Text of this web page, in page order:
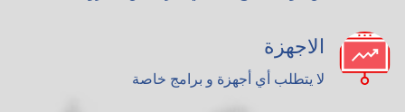
الاجهزة
لا يتطلب أي أجهزة و برامج خاصة